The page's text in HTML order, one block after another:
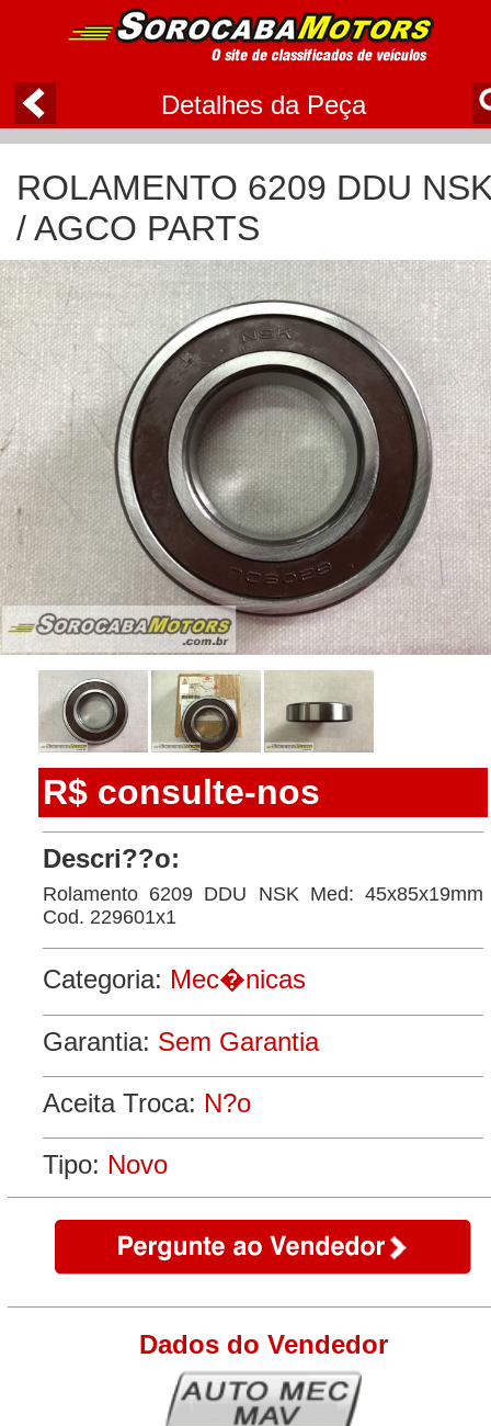
Detalhes da Peça
ROLAMENTO 6209 DDU
/ AGCO PARTS
R$ consulte-nos
Descri??o:
Rolamento 6209 DDU NSK Med: 45x85x19mm
Cod. 229601x1
Categoria: Mec�nicas
Garantia: Sem Garantia
Aceita Troca: N?o
Tipo: Novo
Dados do Vendedor